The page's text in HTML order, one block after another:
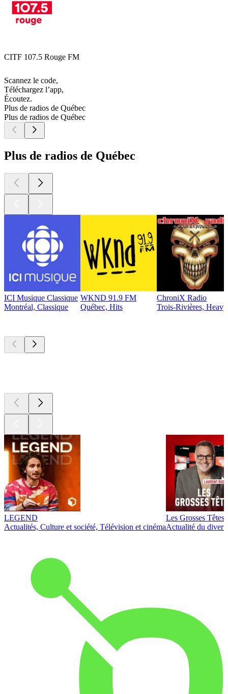
CITF 107.5 Rouge FM
Scannez le code,
Téléchargez l’app,
Écoutez.
Plus de radios de Québec
Plus de radios de Québec
Plus de radios de Québec
ICI Musique Classique
Montréal, Classique
WKND 91.9 FM
Québec, Hits
ChroniX Radio
Trois-Rivières,
LEGEND
Actualités, Culture et société, Télévision et cinéma
Les Grosses Têtes
Actualité du